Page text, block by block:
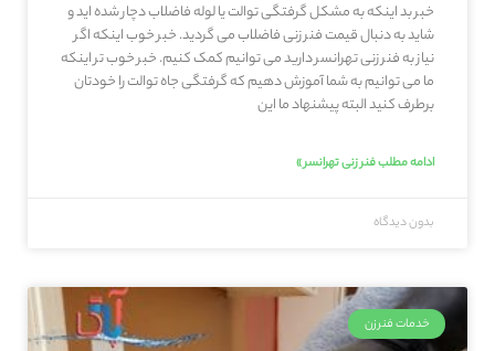
خبر بد اینکه به مشکل گرفتگی توالت یا لوله فاضلاب دچار شده اید و
شاید به دنبال قیمت فنر زنی فاضلاب می گردید. خبر خوب اینکه اگر
نیاز به فنر زنی تهرانسر دارید می توانیم کمک کنیم. خبر خوب تر اینکه
ما می توانیم به شما آموزش دهیم که گرفتگی جاه توالت را خودتان
برطرف کنید البته پیشنهاد ما این
ادامه مطلب فنر زنی تهرانسر »
بدون دیدگاه
خدمات فنرزن